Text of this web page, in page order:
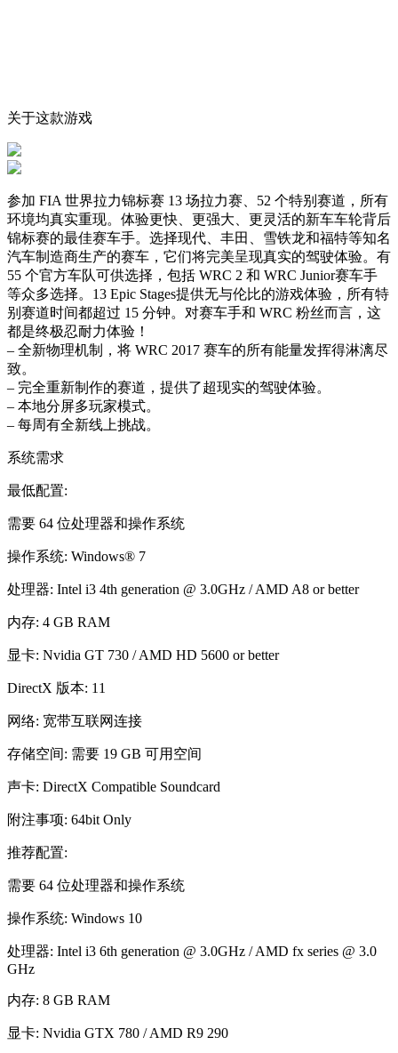
关于这款游戏
参加 FIA 世界拉力锦标赛 13 场拉力赛、52 个特别赛道，所有
环境均真实重现。体验更快、更强大、更灵活的新车车轮背后
锦标赛的最佳赛车手。选择现代、丰田、雪铁龙和福特等知名
汽车制造商生产的赛车，它们将完美呈现真实的驾驶体验。有
55 个官方车队可供选择，包括 WRC 2 和 WRC Junior赛车手
等众多选择。13 Epic Stages提供无与伦比的游戏体验，所有特
别赛道时间都超过 15 分钟。对赛车手和 WRC 粉丝而言，这
都是终极忍耐力体验！
– 全新物理机制，将 WRC 2017 赛车的所有能量发挥得淋漓尽
致。
– 完全重新制作的赛道，提供了超现实的驾驶体验。
– 本地分屏多玩家模式。
– 每周有全新线上挑战。
系统需求
最低配置:
需要 64 位处理器和操作系统
操作系统: Windows® 7
处理器: Intel i3 4th generation @ 3.0GHz / AMD A8 or better
内存: 4 GB RAM
显卡: Nvidia GT 730 / AMD HD 5600 or better
DirectX 版本: 11
网络: 宽带互联网连接
存储空间: 需要 19 GB 可用空间
声卡: DirectX Compatible Soundcard
附注事项: 64bit Only
推荐配置:
需要 64 位处理器和操作系统
操作系统: Windows 10
处理器: Intel i3 6th generation @ 3.0GHz / AMD fx series @ 3.0
GHz
内存: 8 GB RAM
显卡: Nvidia GTX 780 / AMD R9 290